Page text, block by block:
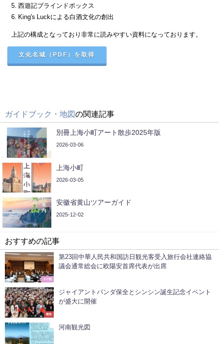
5. 西遊記ブラインドボックス
6. King's Luckによる白酒文化の創出
上記の構成となっており非常に読みやすい資料になっております。
文化名城（PDF）を取得
ガイドブック・地図の関連記事
別冊上海小町アート散歩2025年版
2026-03-06
上海小町
2026-03-05
安徽省黄山ツアーガイド
2025-12-02
おすすめの記事
その他
第23回中華人民共和国訪日観光客受入旅行会社連絡協
議会通常総会に欧陽安首席代表が出席
報告
ジャイアントパンダ保全とシンシン誕生記念イベント
が盛大に開催
河南観光図